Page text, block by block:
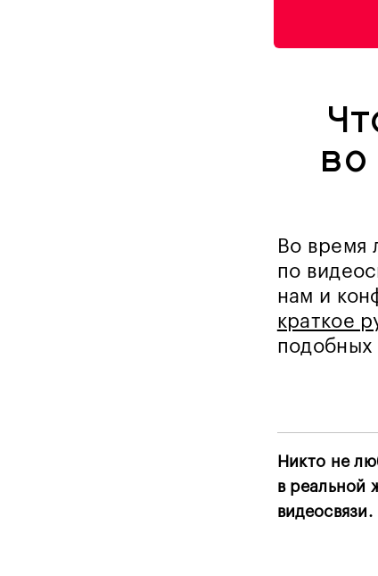
Во время
по
нам и
краткое
подобных
Никто не
в реальной
видеосвязи.